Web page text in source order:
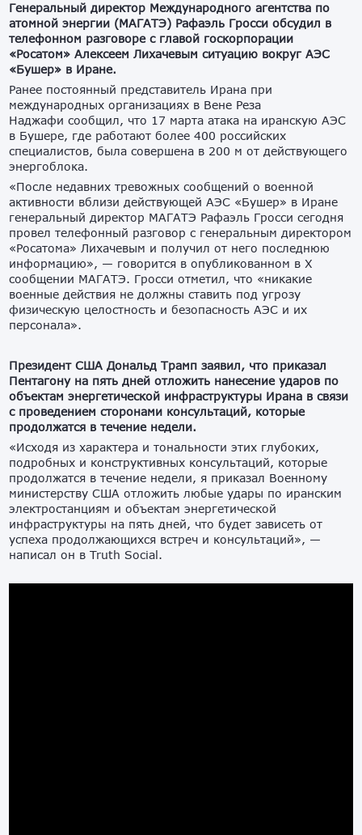
Генеральный директор Международного агентства по
атомной энергии (МАГАТЭ) Рафаэль Гросси обсудил в
телефонном разговоре с главой госкорпорации
«Росатом» Алексеем Лихачевым ситуацию вокруг АЭС
«Бушер» в Иране.
Ранее постоянный представитель Ирана при
международных организациях в Вене Реза
Наджафи сообщил, что 17 марта атака на иранскую АЭС
в Бушере, где работают более 400 российских
специалистов, была совершена в 200 м от действующего
энергоблока.
«После недавних тревожных сообщений о военной
активности вблизи действующей АЭС «Бушер» в Иране
генеральный директор МАГАТЭ Рафаэль Гросси сегодня
провел телефонный разговор с генеральным директором
«Росатома» Лихачевым и получил от него последнюю
информацию», — говорится в опубликованном в X
сообщении МАГАТЭ. Гросси отметил, что «никакие
военные действия не должны ставить под угрозу
физическую целостность и безопасность АЭС и их
персонала».
Президент США Дональд Трамп заявил, что приказал
Пентагону на пять дней отложить нанесение ударов по
объектам энергетической инфраструктуры Ирана в связи
с проведением сторонами консультаций, которые
продолжатся в течение недели.
«Исходя из характера и тональности этих глубоких,
подробных и конструктивных консультаций, которые
продолжатся в течение недели, я приказал Военному
министерству США отложить любые удары по иранским
электростанциям и объектам энергетической
инфраструктуры на пять дней, что будет зависеть от
успеха продолжающихся встреч и консультаций», —
написал он в Truth Social.